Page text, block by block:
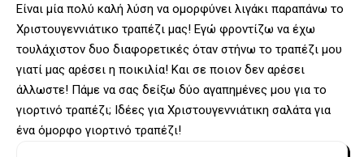
Είναι μία πολύ καλή λύση να ομορφύνει λιγάκι παραπάνω το
Χριστουγεννιάτικο τραπέζι μας! Εγώ φροντίζω να έχω
τουλάχιστον δυο διαφορετικές όταν στήνω το τραπέζι μου
γιατί μας αρέσει η ποικιλία! Και σε ποιον δεν αρέσει
άλλωστε! Πάμε να σας δείξω δύο αγαπημένες μου για το
γιορτινό τραπέζι; Ιδέες για Χριστουγεννιάτικη σαλάτα για
ένα όμορφο γιορτινό τραπέζι!